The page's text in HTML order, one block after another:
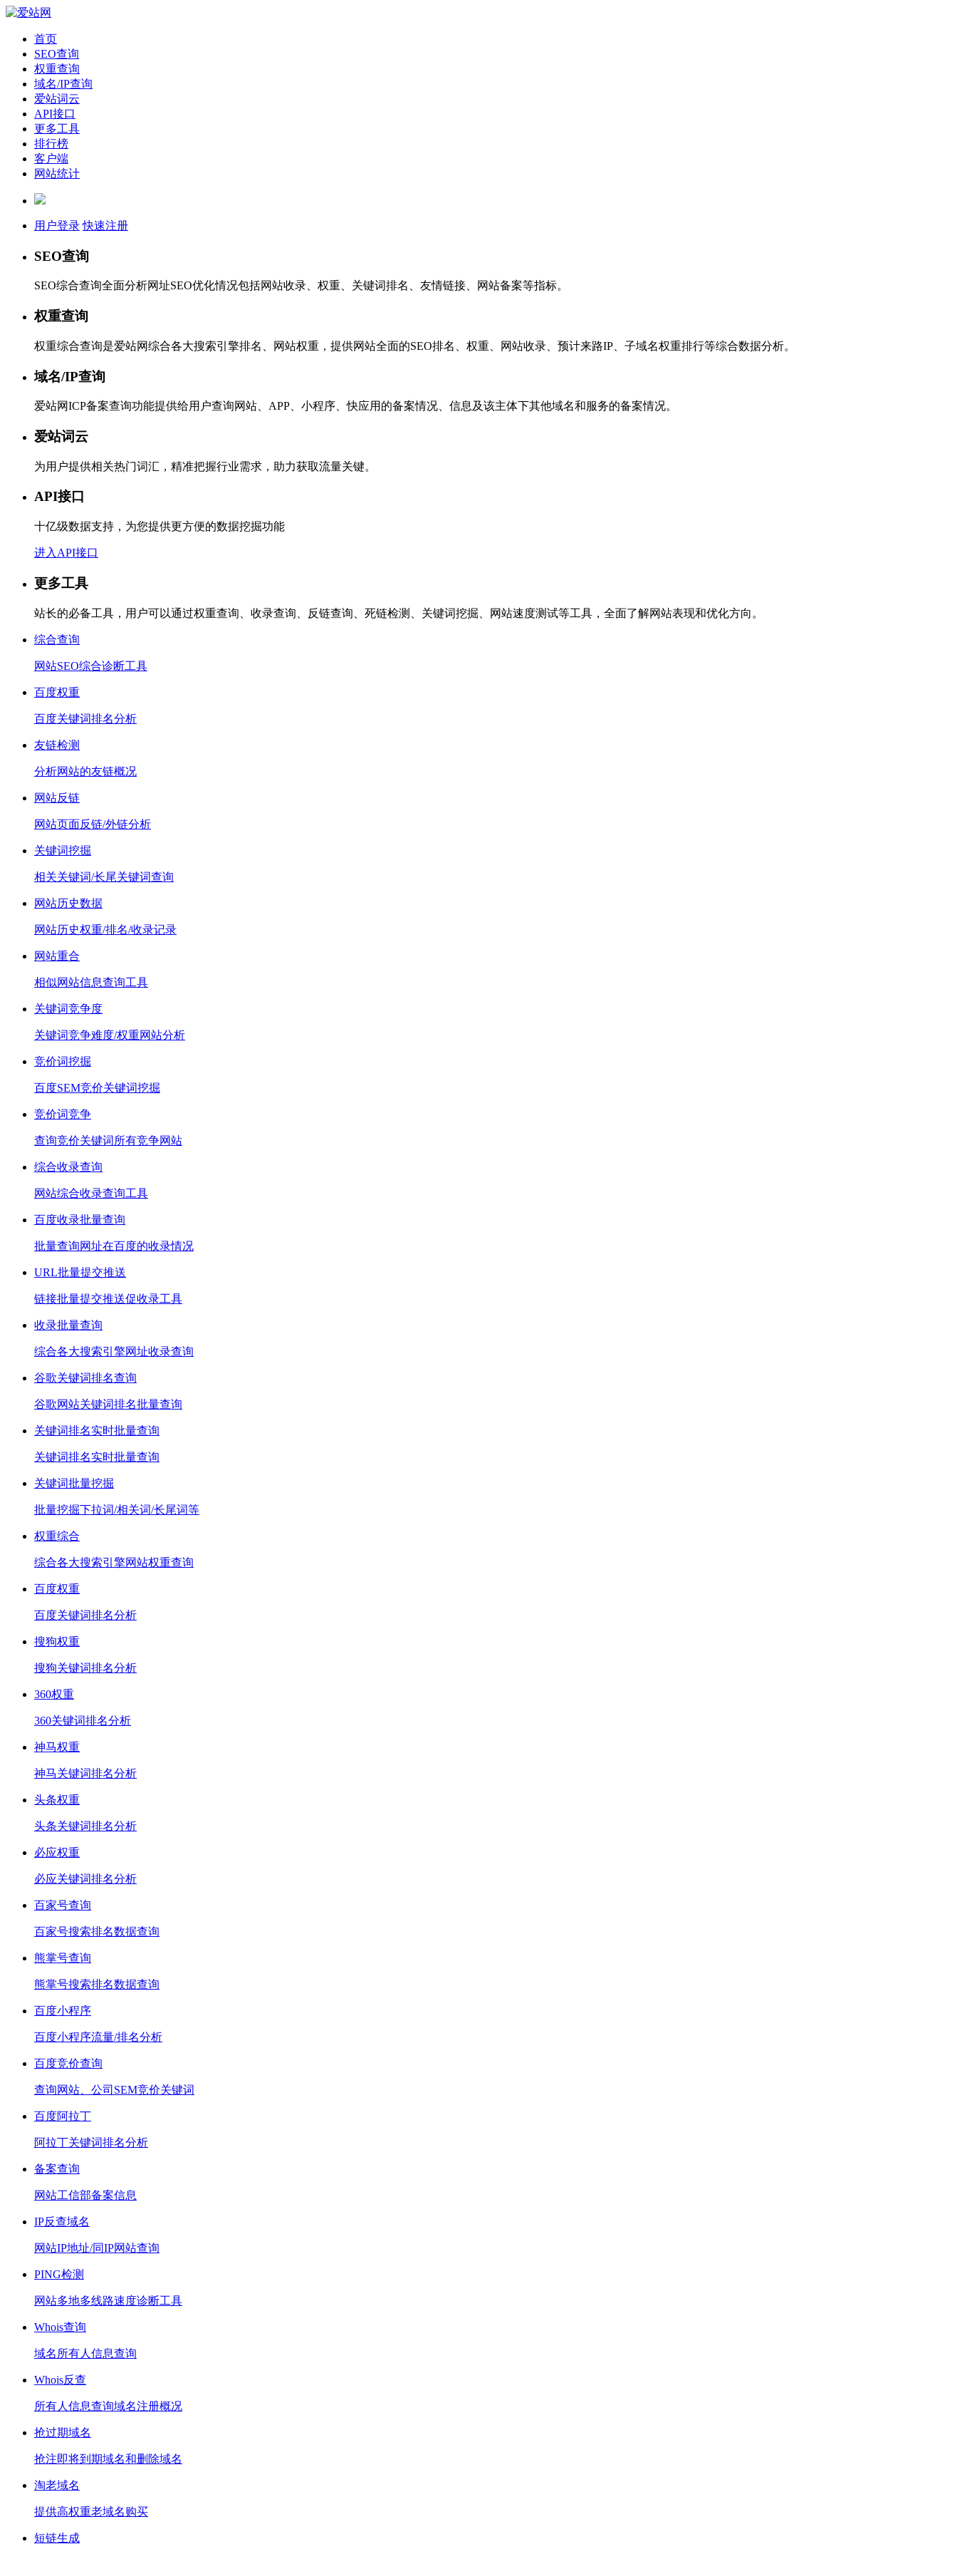
首页
SEO查询
权重查询
域名/IP查询
爱站词云
API接口
更多工具
排行榜
客户端
网站统计
用户登录 快速注册
SEO查询
SEO综合查询全面分析网址SEO优化情况包括网站收录、权重、关键词排名、友情链接、网站备案等指标。
权重查询
权重综合查询是爱站网综合各大搜索引擎排名、网站权重，提供网站全面的SEO排名、权重、网站收录、预计来路IP、子域名权重排行等综合数据分析。
域名/IP查询
爱站网ICP备案查询功能提供给用户查询网站、APP、小程序、快应用的备案情况、信息及该主体下其他域名和服务的备案情况。
爱站词云
为用户提供相关热门词汇，精准把握行业需求，助力获取流量关键。
API接口
十亿级数据支持，为您提供更方便的数据挖掘功能
进入API接口
更多工具
站长的必备工具，用户可以通过权重查询、收录查询、反链查询、死链检测、关键词挖掘、网站速度测试等工具，全面了解网站表现和优化方向。
综合查询
网站SEO综合诊断工具
百度权重
百度关键词排名分析
友链检测
分析网站的友链概况
网站反链
网站页面反链/外链分析
关键词挖掘
相关关键词/长尾关键词查询
网站历史数据
网站历史权重/排名/收录记录
网站重合
相似网站信息查询工具
关键词竞争度
关键词竞争难度/权重网站分析
竞价词挖掘
百度SEM竞价关键词挖掘
竞价词竞争
查询竞价关键词所有竞争网站
综合收录查询
网站综合收录查询工具
百度收录批量查询
批量查询网址在百度的收录情况
URL批量提交推送
链接批量提交推送促收录工具
收录批量查询
综合各大搜索引擎网址收录查询
谷歌关键词排名查询
谷歌网站关键词排名批量查询
关键词排名实时批量查询
关键词排名实时批量查询
关键词批量挖掘
批量挖掘下拉词/相关词/长尾词等
权重综合
综合各大搜索引擎网站权重查询
百度权重
百度关键词排名分析
搜狗权重
搜狗关键词排名分析
360权重
360关键词排名分析
神马权重
神马关键词排名分析
头条权重
头条关键词排名分析
必应权重
必应关键词排名分析
百家号查询
百家号搜索排名数据查询
熊掌号查询
熊掌号搜索排名数据查询
百度小程序
百度小程序流量/排名分析
百度竞价查询
查询网站、公司SEM竞价关键词
百度阿拉丁
阿拉丁关键词排名分析
备案查询
网站工信部备案信息
IP反查域名
网站IP地址/同IP网站查询
PING检测
网站多地多线路速度诊断工具
Whois查询
域名所有人信息查询
Whois反查
所有人信息查询域名注册概况
抢过期域名
抢注即将到期域名和删除域名
淘老域名
提供高权重老域名购买
短链生成